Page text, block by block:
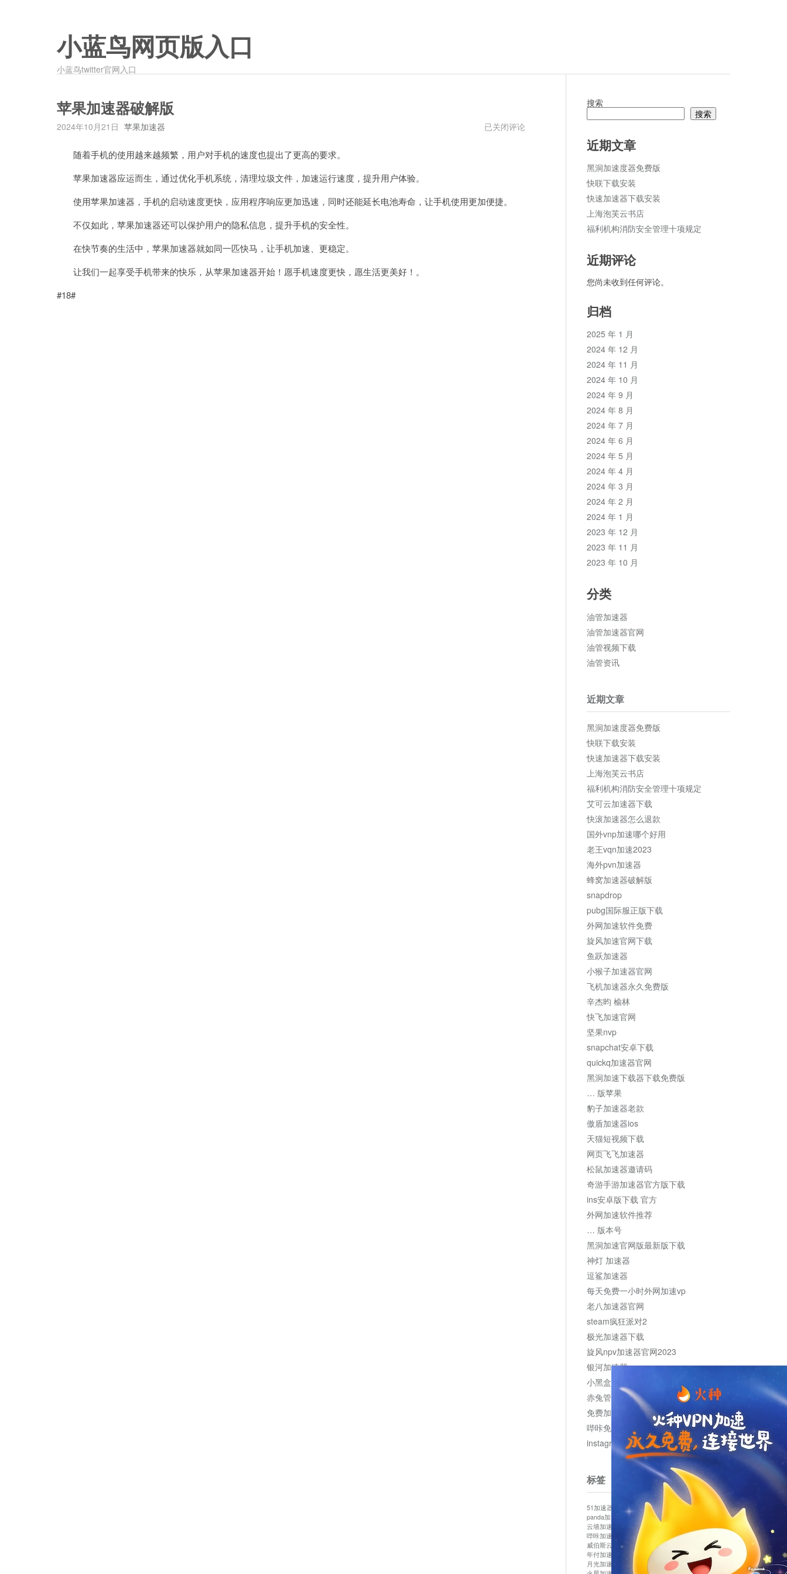
小蓝鸟网页版入口
小蓝鸟twitter官网入口
苹果加速器破解版
2024年10月21日 苹果加速器
苹
已关闭评论
随着手机的使用越来越频繁，用户对手机的速度也提出了更高的要求。
苹果加速器应运而生，通过优化手机系统，清理垃圾文件，加速运行速度，提升用户体验。
使用苹果加速器，手机的启动速度更快，应用程序响应更加迅速，同时还能延长电池寿命，让手机使用更加便捷。
不仅如此，苹果加速器还可以保护用户的隐私信息，提升手机的安全性。
在快节奏的生活中，苹果加速器就如同一匹快马，让手机加速、更稳定。
让我们一起享受手机带来的快乐，从苹果加速器开始！愿手机速度更快，愿生活更美好！。
#18#
搜索
搜索
近期文章
黑洞加速度器免费版
快联下载安装
快速加速器下载安装
上海泡芙云书店
福利机构消防安全管理十项规定
近期评论
您尚未收到任何评论。
归档
2025 年 1 月
2024 年 12 月
2024 年 11 月
2024 年 10 月
2024 年 9 月
2024 年 8 月
2024 年 7 月
2024 年 6 月
2024 年 5 月
2024 年 4 月
2024 年 3 月
2024 年 2 月
2024 年 1 月
2023 年 12 月
2023 年 11 月
2023 年 10 月
分类
油管加速器
油管加速器官网
油管视频下载
油管资讯
近期文章
黑洞加速度器免费版
快联下载安装
快速加速器下载安装
上海泡芙云书店
福利机构消防安全管理十项规定
艾可云加速器下载
快滚加速器怎么退款
国外vnp加速哪个好用
老王vqn加速2023
海外pvn加速器
蜂窝加速器破解版
snapdrop
pubg国际服正版下载
外网加速软件免费
旋风加速官网下载
鱼跃加速器
小猴子加速器官网
飞机加速器永久免费版
辛杰昀 榆林
快飞加速官网
坚果nvp
snapchat安卓下载
quickq加速器官网
黑洞加速下载器下载免费版
… 版苹果
豹子加速器老款
傲盾加速器ios
天猫短视频下载
网页飞飞加速器
松鼠加速器邀请码
奇游手游加速器官方版下载
ins安卓版下载 官方
外网加速软件推荐
… 版本号
黑洞加速官网版最新版下载
神灯 加速器
逗鲨加速器
每天免费一小时外网加速vp
老八加速器官网
steam疯狂派对2
极光加速器下载
旋风npv加速器官网2023
银河加速器
小黑盒加速器加速
赤兔管理平台
免费加速器
哔咔免费加速服务器
instagram网页版登录入口
标签
51加速器 bitznet hidecat i7加速器
kuai500
panda加速器
snap加速器 vp加速器
中信加速器
云墙加速器
云速加速器
哔咔加速器
哔咔哔咔加速器 喵云 回锅肉加速器
威伯斯云
小明加速器 小蓝鸟加速器
布谷vp加速器
年付加速器
心阶云 快连 怎么上外网
易飞加速器
月光加速器
机场加速器 松果云 梯子加速器